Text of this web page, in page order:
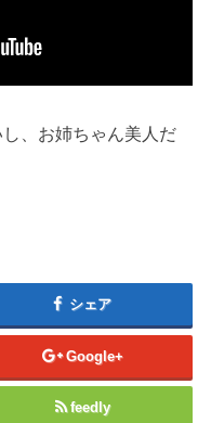
、お姉ちゃん美人だ
シェア
Google+
feedly